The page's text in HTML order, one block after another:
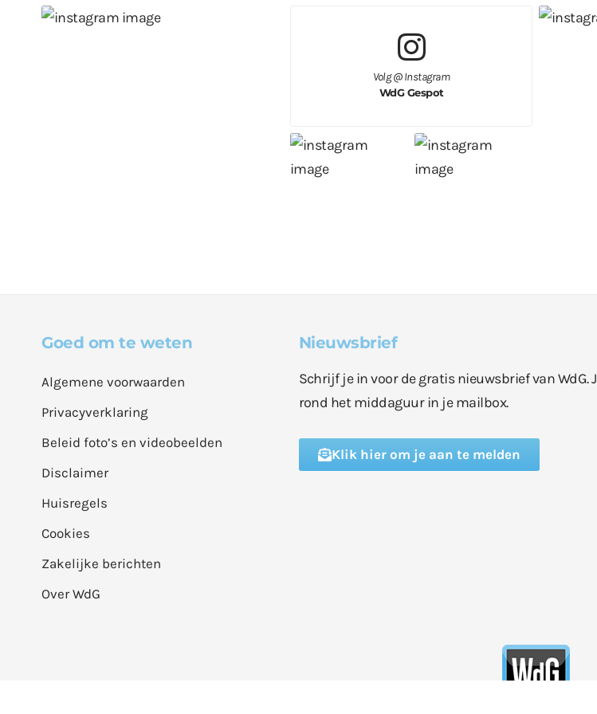
Volg @ Instagram
WdG Gespot
Goed om te weten
Algemene voorwaarden
Privacyverklaring
Beleid foto’s en videobeelden
Disclaimer
Huisregels
Cookies
Zakelijke berichten
Over WdG
Nieuwsbrief
Schrijf je in voor de gratis nieuwsbrief van
rond het middaguur in je mailbox.
Klik hier om je aan te melden